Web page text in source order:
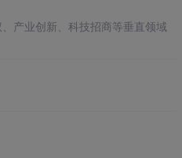
产业创新、科技招商等垂直领域